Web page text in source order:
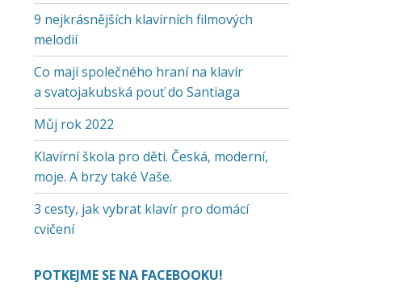
9 nejkrásnějších klavírních filmových
melodií
Co mají společného hraní na klavír
a svatojakubská pouť do Santiaga
Můj rok 2022
Klavírní škola pro děti. Česká, moderní,
moje. A brzy také Vaše.
3 cesty, jak vybrat klavír pro domácí
cvičení
POTKEJME SE NA FACEBOOKU!